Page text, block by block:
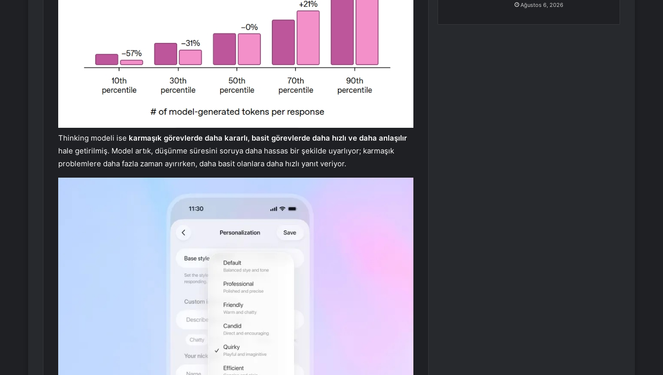
Thinking modeli ise karmaşık görevlerde daha kararlı, basit görevlerde daha hızlı ve daha anlaşılır
hale getirilmiş. Model artık, düşünme süresini soruya daha hassas bir şekilde uyarlıyor; karmaşık
problemlere daha fazla zaman ayırırken, daha basit olanlara daha hızlı yanıt veriyor.
Ağustos 6, 2026